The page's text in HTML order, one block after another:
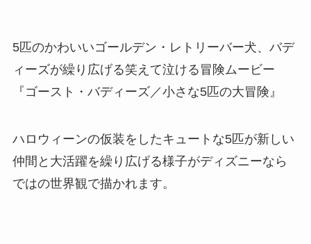
5匹のかわいいゴールデン・レトリーバー犬、バデ
ィーズが繰り広げる笑えて泣ける冒険ムービー
『ゴースト・バディーズ／小さな5匹の大冒険』
ハロウィーンの仮装をしたキュートな5匹が新しい
仲間と大活躍を繰り広げる様子がディズニーなら
ではの世界観で描かれます。